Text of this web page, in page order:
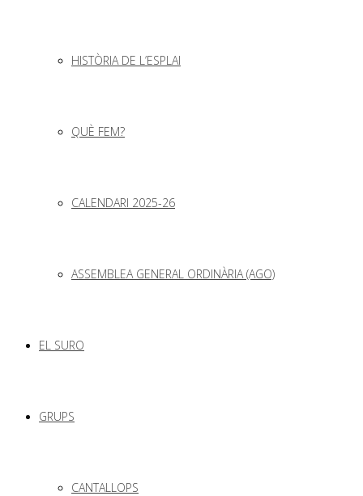
HISTÒRIA DE L’ESPLAI
QUÈ FEM?
CALENDARI 2025-26
ASSEMBLEA GENERAL ORDINÀRIA (AGO)
EL SURO
GRUPS
CANTALLOPS